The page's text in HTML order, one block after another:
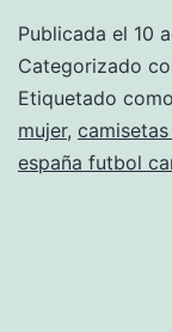
sin
Publicada el 10
Categorizado
Etiquetado como
mujer,
españa futbol